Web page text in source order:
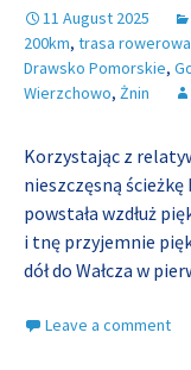
11 August 2025
200km, trasa
Drawsko Pomorskie,
Wierzchowo, Żnin
Korzystając z
nieszczęsną
powstała wzdłuż
i tnę przyjemnie
dół do Wałcza w
Leave a comment